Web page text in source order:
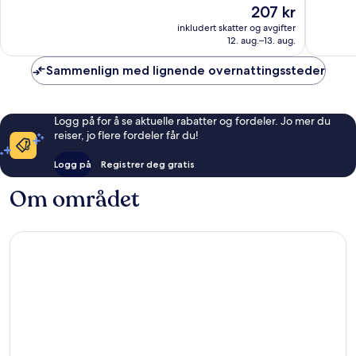
Prisen
207 kr
207 kr
inkludert skatter og avgifter
12. aug.–13. aug.
Sammenlign med lignende overnattingssteder
Logg på for å se aktuelle rabatter og fordeler. Jo mer du
reiser, jo flere fordeler får du!
Logg på Registrer deg gratis
Om området